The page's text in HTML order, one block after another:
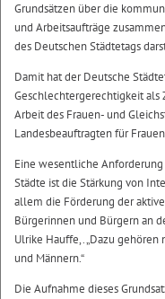
Grundsätzen über die
und Arbeitsaufträge
des Deutschen Städtetags
Damit hat der Deutsche
Geschlechtergerechtigkeit
Arbeit des Frauen- und
Landesbeauftragten für
Eine wesentliche
Städte ist die Stärkung von
allem die Förderung der
Bürgerinnen und Bürgern an
Ulrike Hauffe,. „Dazu
und Männern.“
Die Aufnahme dieses